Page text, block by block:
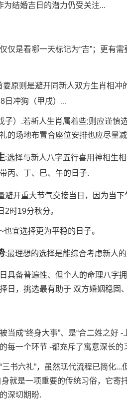
为结婚吉日的潜力仍受关注...
仅是看哪一天标记为“吉”；更有
要原则是避开同新人双方生肖相
日冲狗（甲戌）...
子）.若新人生肖属着些;则应谨慎
的场地布置合座位安排也应尽量
:选择与新人八字五行喜用神相生
丙、丁、巳、午的日子.
避开重大节气交接当日，因为当
2时19分秋分。
宜选择更为平稳的日子。
:最理想的选择是能综合考虑新人
具备普遍性、但个人的命理八字
日，挑选最有助于 双方婚姻稳固
当成“终身大事”、是“合二姓之好
每一个环节 -都充斥了寓意深长
三书六礼”，虽然现代流程已简化
就是一项重要的传统习俗，它寄
深切期盼.